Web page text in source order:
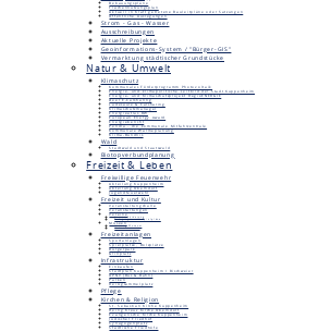
Bebauungspläne
Flächennutzungsplan
Aktuell in Kraft getretene Bauleitpläne oder Satzungen
Öffentliche Auslegungen
Strom - Gas - Wasser
Ausschreibungen
Aktuelle Projekte
Geoinformations-System / "Bürger-GIS"
Vermarktung städtischer Grundstücke
Natur & Umwelt
Klimaschutz
Kommunales Förderprogramm Photovoltaik
Energie- und klimapolitische Leitbild der Stadt Kuppenheim
Energie- und Klimaschutzprojekt RegioENERGIE
Deer E-Carsharing
Ladesäule & Carsharing
Klimaschutzmanager
Energieatlas BW
European Energy Award
Energiebericht
Pendla - die kommunale Mitfahrzentrale
Kommunale Wärmeplanung
Klima-Bündnis
Wald
Stadtwald und Staatswald
Biotopverbundplanung
Freizeit & Leben
Freiwillige Feuerwehr
Abteilung Kuppenheim
Abteilung Oberndorf
Jugendfeuerwehr
Freizeit und Kultur
Veranstaltungshalle
Veranstaltungen
Vereine
Vereinsförderung
Belegungs- und Spielpläne
Museen
Unimog-Museum
Heimatmuseum
Freizeitanlagen
Sportanlagen
Spielplätze, Bolzplätze
Bürgerpark
Grillplatz
Infrastruktur
Einkaufen
Stadtplan Kuppenheim / Bischweier
ÖPNV (Bus & Bahn)
Parken
Reisigsammelplatz
Pflege
Kirchen & Religion
St. Sebastian Kirche Kuppenheim
Heilig Kreuz Kirche Oberndorf
Evangelische Kirche Kuppenheim
Jüdischer Friedhof
Synagogenplatz
Städtische Friedhöfe